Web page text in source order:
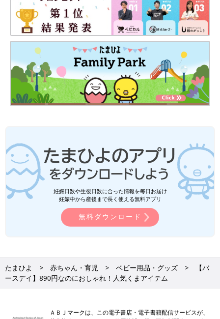
妊娠日数や生後日数に合った情報を毎日お届け
妊娠中から産後まで長く使える無料アプリ
無料ダウンロード
たまひよ 赤ちゃん・育児 ベビー用品・グッズ
【バ
ースデイ】890円なのにおしゃれ！人気くまアイテム
ＡＢＪマークは、この電子書店・電子書籍配信サービスが、